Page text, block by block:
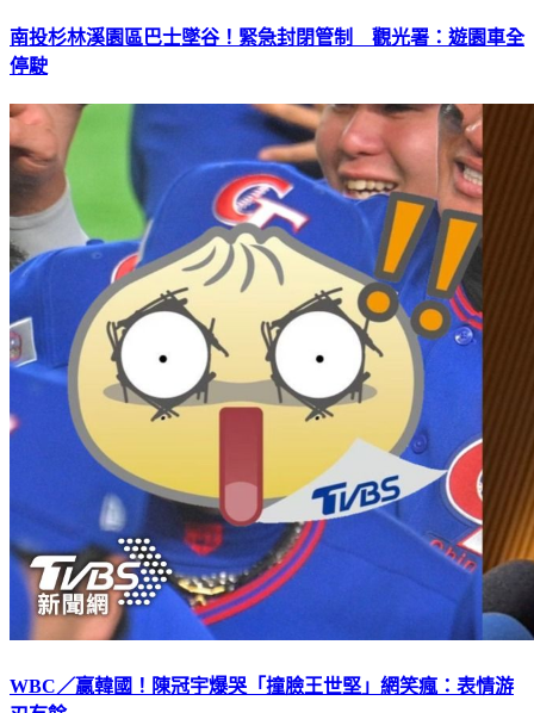
南投杉林溪園區巴士墜谷！緊急封閉管制 觀光署：遊園車全
停駛
WBC／贏韓國！陳冠宇爆哭「撞臉王世堅」網笑瘋：表情游